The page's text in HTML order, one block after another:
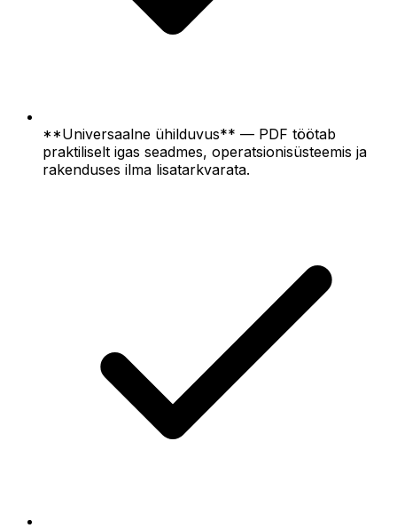
**Universaalne ühilduvus** — PDF töötab
praktiliselt igas seadmes, operatsionisüsteemis ja
rakenduses ilma lisatarkvarata.